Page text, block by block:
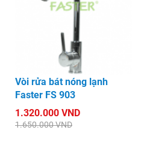
Vòi rửa bát nóng lạnh
Faster FS 903
1.320.000 VND
1.650.000 VND